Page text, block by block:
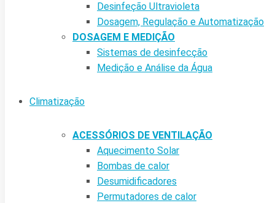
Desinfeção Ultravioleta
Dosagem, Regulação e Automatização
DOSAGEM E MEDIÇÃO
Sistemas de desinfecção
Medição e Análise da Água
Climatização
ACESSÓRIOS DE VENTILAÇÃO
Aquecimento Solar
Bombas de calor
Desumidificadores
Permutadores de calor